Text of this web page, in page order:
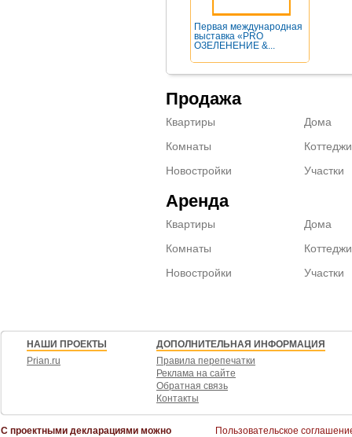
Первая международная
выставка «PRO
ОЗЕЛЕНЕНИЕ &...
Продажа
Квартиры
Комнаты
Новостройки
Дома
Коттеджи
Участки
Аренда
Квартиры
Комнаты
Новостройки
Дома
Коттеджи
Участки
НАШИ ПРОЕКТЫ
Prian.ru
ДОПОЛНИТЕЛЬНАЯ ИНФОРМАЦИЯ
Правила перепечатки
Реклама на сайте
Обратная связь
Контакты
С проектными декларациями можно
Пользовательское